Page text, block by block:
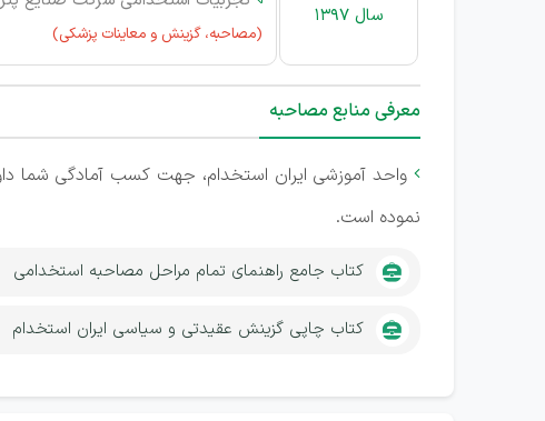
سال 1397
(مصاحبه، گزینش و معاینات پزشکی)
معرفی منابع مصاحبه
واحد آموزشی ایران استخدام، جهت کسب آمادگی شما
نموده است.
کتاب جامع راهنمای تمام مراحل مصاحبه استخدامی
کتاب چاپی گزینش عقیدتی و سیاسی ایران استخدام